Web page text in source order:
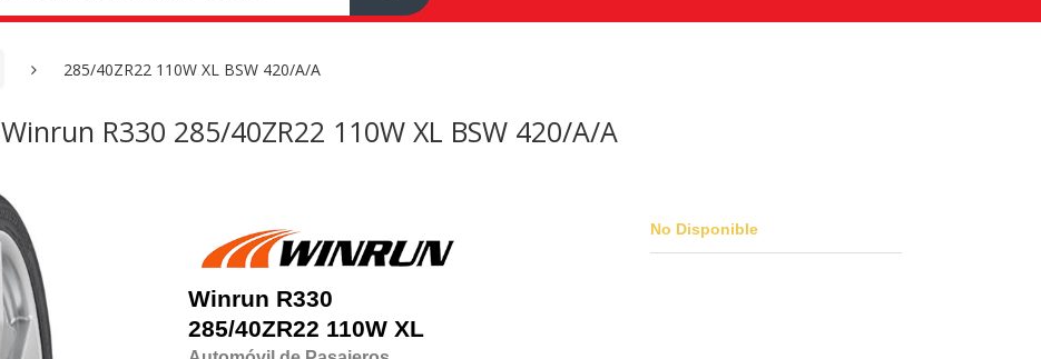
285/40ZR22 110W XL BSW 420/A/A
Winrun R330 285/40ZR22 110W XL BSW 420/A/A
Winrun R330
285/40ZR22 110W XL
No Disponible